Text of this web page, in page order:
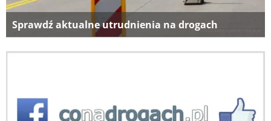
Sprawdź aktualne utrudnienia na drogach